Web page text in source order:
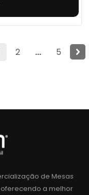
2 ... 5
de Mesas
oferecendo a melhor